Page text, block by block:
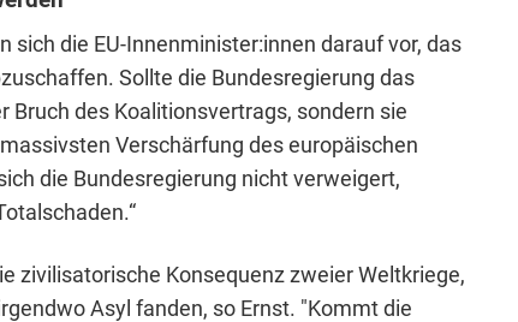
sich die EU-Innenminister:innen darauf vor, das
Sollte die Bundesregierung das
Bruch des Koalitionsvertrags, sondern sie
Verschärfung des europäischen
die Bundesregierung nicht verweigert,
zivilisatorische Konsequenz zweier Weltkriege,
Asyl fanden, so Ernst. "Kommt die